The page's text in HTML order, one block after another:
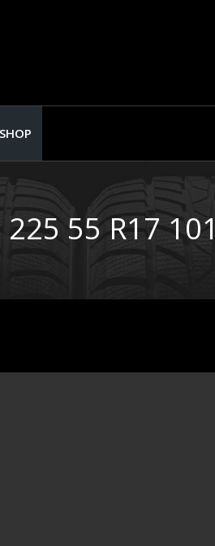
SHOP
55 R17